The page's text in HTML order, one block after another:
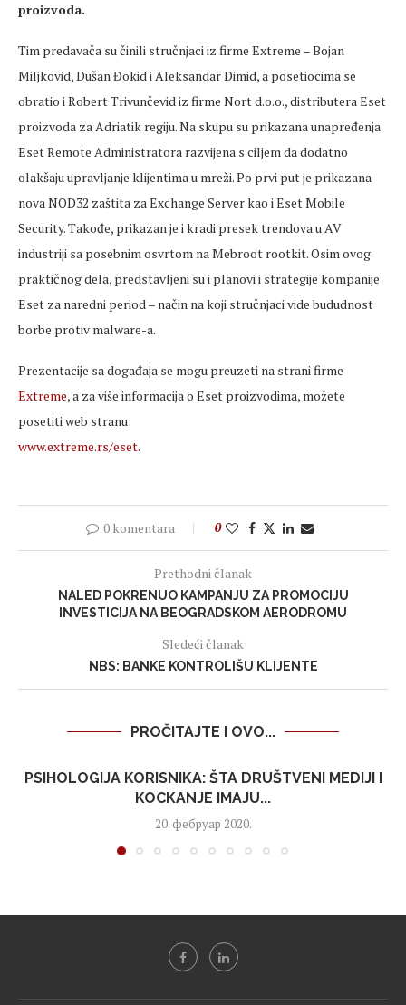
proizvoda.
Tim predavača su činili stručnjaci iz firme Extreme – Bojan
Miljkovid, Dušan Đokid i Aleksandar Dimid, a posetiocima se
obratio i Robert Trivunčevid iz firme Nort d.o.o., distributera Eset
proizvoda za Adriatik regiju. Na skupu su prikazana unapređenja
Eset Remote Administratora razvijena s ciljem da dodatno
olakšaju upravljanje klijentima u mreži. Po prvi put je prikazana
nova NOD32 zaštita za Exchange Server kao i Eset Mobile
Security. Takođe, prikazan je i kradi presek trendova u AV
industriji sa posebnim osvrtom na Mebroot rootkit. Osim ovog
praktičnog dela, predstavljeni su i planovi i strategije kompanije
Eset za naredni period – način na koji stručnjaci vide bududnost
borbe protiv malware-a.
Prezentacije sa događaja se mogu preuzeti na strani firme
Extreme, a za više informacija o Eset proizvodima, možete
posetiti web stranu:
www.extreme.rs/eset.
0 komentara 0
Prethodni članak
NALED POKRENUO KAMPANJU ZA PROMOCIJU
INVESTICIJA NA BEOGRADSKOM AERODROMU
Sledeći članak
NBS: BANKE KONTROLIŠU KLIJENTE
PROČITAJTE I OVO...
PSIHOLOGIJA KORISNIKA: ŠTA DRUŠTVENI MEDIJI I
KOCKANJE IMAJU...
20. фебруар 2020.